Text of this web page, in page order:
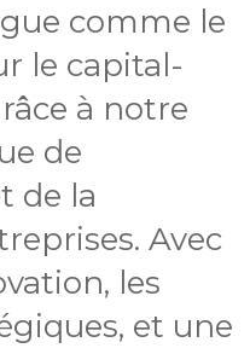
comme le
le capital-
à notre
de
de la
Avec
les
et une